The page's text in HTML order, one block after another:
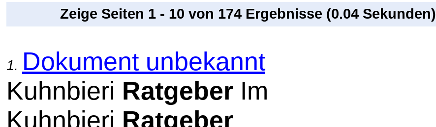
Zeige Seiten 1 - 10 von 174 Ergebnisse (0.04 Sekunden)
1. Dokument unbekannt
Kuhnbieri Ratgeber Im
Kuhnbieri Ratgeber